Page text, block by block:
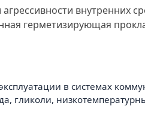
внутренних
герметизирующая
в системах
гликоли,